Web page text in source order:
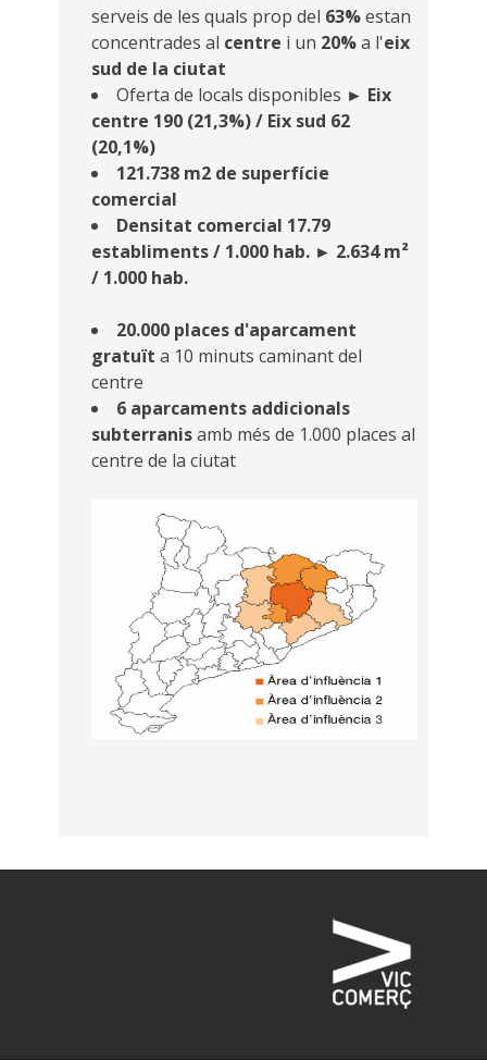
serveis de les quals prop del 63%estan
concentrades al centre i un 20%a l'eix
sud de la ciutat
Oferta de locals disponibles ► Eix
centre 190 (21,3%) / Eix sud 62
(20,1%)
121.738 m2 de superfície
comercial
Densitat comercial 17.79
establiments / 1.000 hab. ► 2.634 m²
/ 1.000 hab.
20.000 places d'aparcament
gratuït a 10 minuts caminant del
centre
6 aparcaments addicionals
subterranisamb més de 1.000 places al
centre de la ciutat